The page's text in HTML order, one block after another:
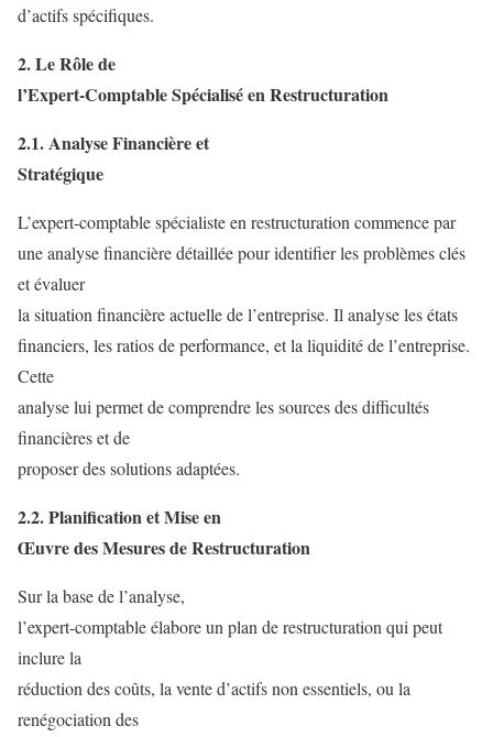
d’actifs spécifiques.
2. Le Rôle de
l’Expert-Comptable Spécialisé en Restructuration
2.1. Analyse Financière et
Stratégique
L’expert-comptable spécialiste en restructuration commence par
une analyse financière détaillée pour identifier les problèmes clés
et évaluer
la situation financière actuelle de l’entreprise. Il analyse les états
financiers, les ratios de performance, et la liquidité de l’entreprise.
Cette
analyse lui permet de comprendre les sources des difficultés
financières et de
proposer des solutions adaptées.
2.2. Planification et Mise en
Œuvre des Mesures de Restructuration
Sur la base de l’analyse,
l’expert-comptable élabore un plan de restructuration qui peut
inclure la
réduction des coûts, la vente d’actifs non essentiels, ou la
renégociation des